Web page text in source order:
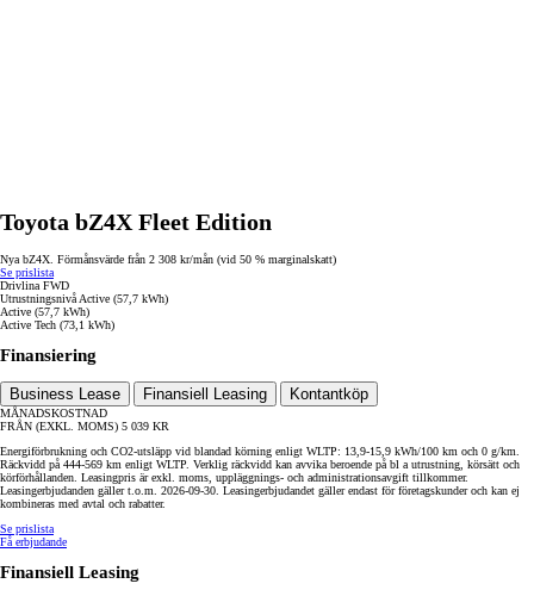
Toyota bZ4X Fleet Edition
Nya bZ4X. Förmånsvärde från 2 308 kr/mån (vid 50 % marginalskatt)
Se prislista
Drivlina FWD
Utrustningsnivå Active (57,7 kWh)
Active (57,7 kWh)
Active Tech (73,1 kWh)
Finansiering
Business Lease Finansiell Leasing Kontantköp
MÅNADSKOSTNAD
FRÅN (EXKL. MOMS) 5 039 KR
Energiförbrukning och CO2-utsläpp vid blandad körning enligt WLTP: 13,9-15,9 kWh/100 km och 0 g/km.
Räckvidd på 444-569 km enligt WLTP. Verklig räckvidd kan avvika beroende på bl a utrustning, körsätt och
körförhållanden. Leasingpris är exkl. moms, uppläggnings- och administrationsavgift tillkommer.
Leasingerbjudanden gäller t.o.m. 2026-09-30. Leasingerbjudandet gäller endast för företagskunder och kan ej
kombineras med avtal och rabatter.
Se prislista
Få erbjudande
Finansiell Leasing